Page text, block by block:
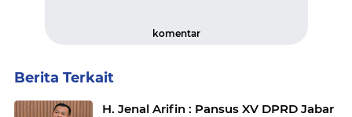
komentar
Berita Terkait
H. Jenal Arifin : Pansus XV DPRD Jabar